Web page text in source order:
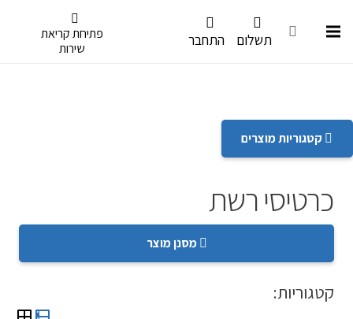
פתיחת קריאת
שירות
תשלום התחבר
קטגוריות מוצרים
קטגוריות:
כרטיסי רשת
מסנן מוצר